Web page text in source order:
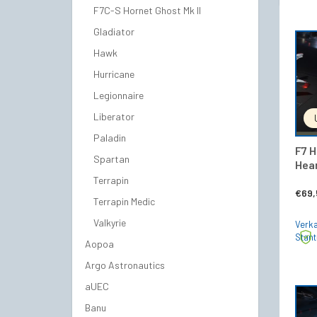
F7
€
F7C-S Hornet Ghost Mk II
Gladiator
Hawk
Hurricane
Legionnaire
Liberator
Paladin
Spartan
Terrapin
Terrapin Medic
Valkyrie
Aopoa
Argo Astronautics
aUEC
Banu